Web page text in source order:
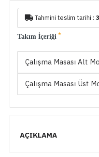
Tahmini teslim tarihi :
Takım İçeriği
Çalışma Masası Alt
Çalışma Masası Üst
AÇIKLAMA